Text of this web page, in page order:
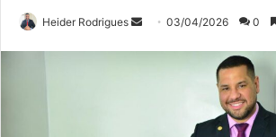
Heider Rodrigues
Mande03/04/2026 0